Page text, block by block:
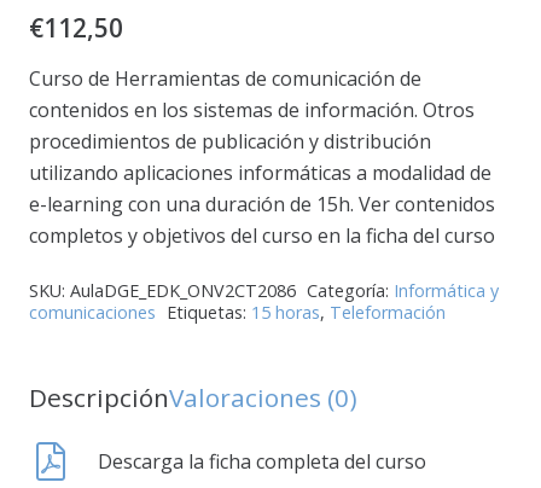
€112,50
Curso de Herramientas de comunicación de
contenidos en los sistemas de información. Otros
procedimientos de publicación y distribución
utilizando aplicaciones informáticas a modalidad de
e-learning con una duración de 15h. Ver contenidos
completos y objetivos del curso en la ficha del curso
SKU: AulaDGE_EDK_ONV2CT2086 Categoría: Informática y
comunicaciones Etiquetas: 15 horas, Teleformación
DescripciónValoraciones (0)
Descarga la ficha completa del curso